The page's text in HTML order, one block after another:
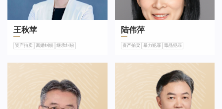
王秋苹
资产拍卖 离婚纠纷 继承纠纷
陆伟萍
资产拍卖 暴力犯罪 毒品犯罪